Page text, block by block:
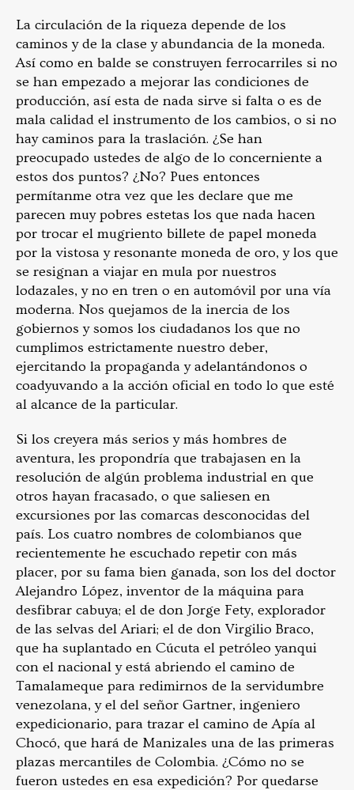
La circulación de la riqueza depende de los
caminos y de la clase y abundancia de la moneda.
Así como en balde se construyen ferrocarriles si no
se han empezado a mejorar las condiciones de
producción, así esta de nada sirve si falta o es de
mala calidad el instrumento de los cambios, o si no
hay caminos para la traslación. ¿Se han
preocupado ustedes de algo de lo concerniente a
estos dos puntos? ¿No? Pues entonces
permítanme otra vez que les declare que me
parecen muy pobres estetas los que nada hacen
por trocar el mugriento billete de papel moneda
por la vistosa y resonante moneda de oro, y los que
se resignan a viajar en mula por nuestros
lodazales, y no en tren o en automóvil por una vía
moderna. Nos quejamos de la inercia de los
gobiernos y somos los ciudadanos los que no
cumplimos estrictamente nuestro deber,
ejercitando la propaganda y adelantándonos o
coadyuvando a la acción oficial en todo lo que esté
al alcance de la particular.
Si los creyera más serios y más hombres de
aventura, les propondría que trabajasen en la
resolución de algún problema industrial en que
otros hayan fracasado, o que saliesen en
excursiones por las comarcas desconocidas del
país. Los cuatro nombres de colombianos que
recientemente he escuchado repetir con más
placer, por su fama bien ganada, son los del doctor
Alejandro López, inventor de la máquina para
desfibrar cabuya; el de don Jorge Fety, explorador
de las selvas del Ariari; el de don Virgilio Braco,
que ha suplantado en Cúcuta el petróleo yanqui
con el nacional y está abriendo el camino de
Tamalameque para redimirnos de la servidumbre
venezolana, y el del señor Gartner, ingeniero
expedicionario, para trazar el camino de Apía al
Chocó, que hará de Manizales una de las primeras
plazas mercantiles de Colombia. ¿Cómo no se
fueron ustedes en esa expedición? Por quedarse